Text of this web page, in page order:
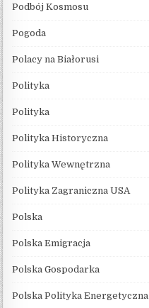
Podbój Kosmosu
Pogoda
Polacy na Białorusi
Polityka
Polityka
Polityka Historyczna
Polityka Wewnętrzna
Polityka Zagraniczna USA
Polska
Polska Emigracja
Polska Gospodarka
Polska Polityka Energetyczna